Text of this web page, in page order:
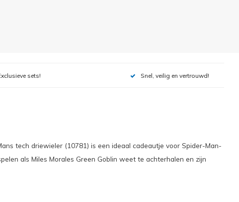
sets! Snel, veilig en vertrouwd!
tech driewieler (10781) is een ideaal cadeautje voor Spider-Man-
als Miles Morales Green Goblin weet te achterhalen en zijn